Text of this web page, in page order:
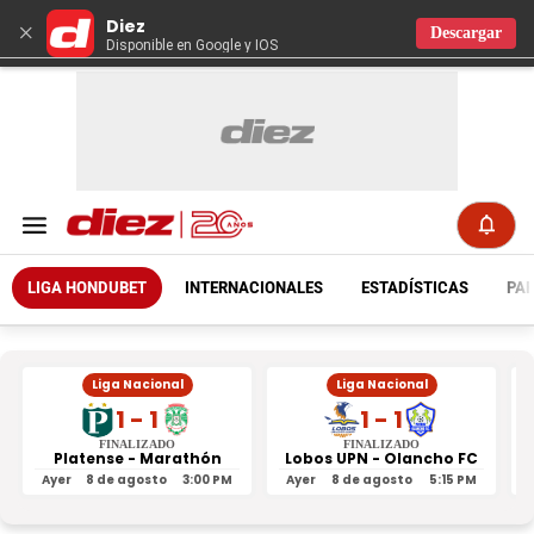
× Diez
Disponible en Google y IOS
Descargar
LIGA HONDUBET INTERNACIONALES ESTADÍSTICAS
Liga Nacional
1 - 1
FINALIZADO
Platense - Marathón
Ayer 8 de agosto 3:00 PM
Liga Nacional
1 - 1
FINALIZADO
Lobos UPN - Olancho FC
Ayer 8 de agosto 5:15 PM